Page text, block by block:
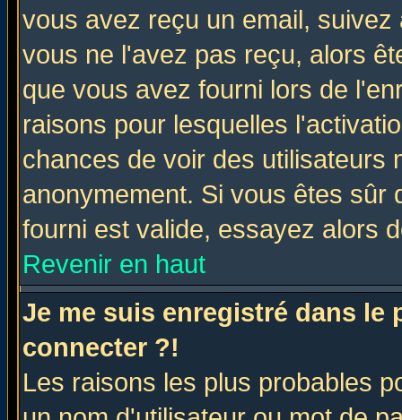
vous avez reçu un email,
vous ne l'avez pas reçu, alors
que vous avez fourni lors de
raisons pour lesquelles
chances de voir des utilisateurs
anonymement. Si vous êtes sûr
fourni est valide, essayez alors
Revenir en haut
Je me suis enregistré dans le
connecter ?!
Les raisons les plus probables